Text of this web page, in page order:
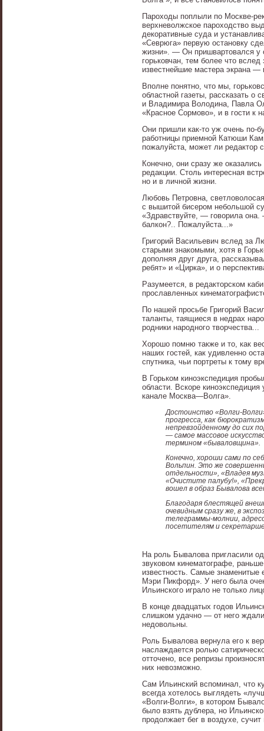
Пароходы поплыли по Москве-
верхневолжское пароходство
декоративные суда и
«Севрюга» первую остановку
жизни». — Он пришвартовался у
горьковчан, тем более что
известнейшие мастера экрана —
Вполне понятно, что мы,
областной газеты, рассказать о
и Владимира Володина, Павла
«Красное Сормово», и в гости к
Они пришли как-то уж очень по-
работницы приемной Катюши
пожалуйста, может ли редактор
Конечно, они сразу же
редакции. Столь интересная
но и в личной жизни.
Любовь Петровна,
с вышитой бисером небольшой
«Здравствуйте, — говорила
балкон?.. Пожалуйста...»
Григорий Васильевич вслед за
старыми знакомыми, хотя в
дополняя друг друга,
ребят» и «Цирка», и о
Разумеется, в редакторском
прославленных
По нашей просьбе Григорий
таланты, таящиеся в недрах
родники народного творчества...
Хорошо помню также и то, как
наших гостей, как удивленно
спутника, чьи портреты к тому
В Горьком киноэкспедиция
области. Вскоре
канале Москва—Волга».
Достоинство «Волги-
прогресса, как
непревзойденному до сих
— самое массовое
термином «бываловщина».
Конечно, хороши сами по
Вольпин. Это же
отдельности», «Владея
«Очистите палубу!»,
вошел в образ Бывалова
Благодаря блестящей
очевидным сразу же, в
телеграммы-молнии,
посетителям и
На роль Бывалова пригласили
звуковом кинематографе,
известность. Самые знаменитые
Мэри Пикфорд». У него была
Ильинского играло не только
В конце двадцатых годов
слишком удачно — от него
недовольны.
Роль Бывалова вернула его к
наслаждается ролью
отточено, все репризы
них невозможно.
Сам Ильинский вспоминал, что
всегда хотелось выглядеть
«Волги-Волги», в котором
было взять дублера, но
продолжает бег в воздухе, сучит